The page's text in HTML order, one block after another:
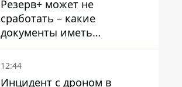
Резерв+ может не
сработать – какие
документы иметь
мужчинам, чтобы не
попасть в ТЦК
12:44
Инцидент с дроном в